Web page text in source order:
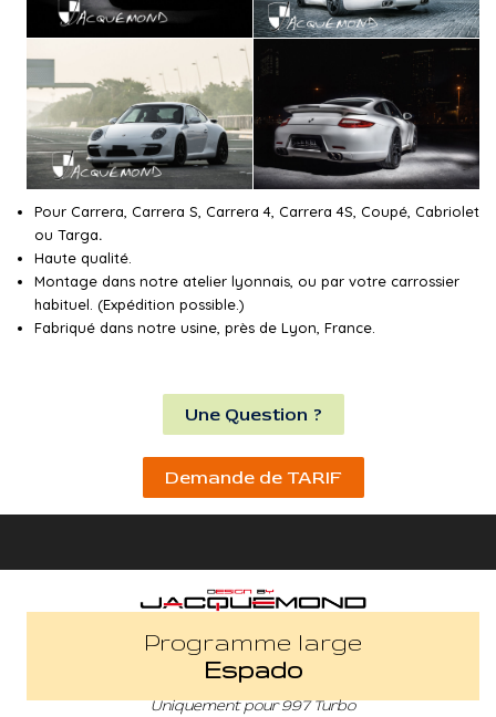
Pour Carrera, Carrera S, Carrera 4, Carrera 4S, Coupé, Cabriolet
ou Targa.
Haute qualité.
Montage dans notre atelier lyonnais, ou par votre carrossier
habituel. (Expédition possible.)
Fabriqué dans notre usine, près de Lyon, France.
Une Question ?
Demande de TARIF
Programme large
Espado
Uniquement pour 997 Turbo